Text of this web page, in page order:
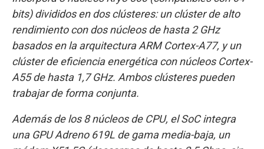
bits) divididos en dos clústeres: un clúster de alto
rendimiento con dos núcleos de hasta 2 GHz
basados en la arquitectura ARM Cortex-A77, y un
clúster de eficiencia energética con núcleos Cortex-
A55 de hasta 1,7 GHz. Ambos clústeres pueden
trabajar de forma conjunta.
Además de los 8 núcleos de CPU, el SoC integra
una GPU Adreno 619L de gama media-baja, un